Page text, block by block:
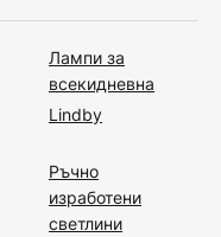
Лампи за
всекидневна
Lindby
Ръчно
изработени
светлини